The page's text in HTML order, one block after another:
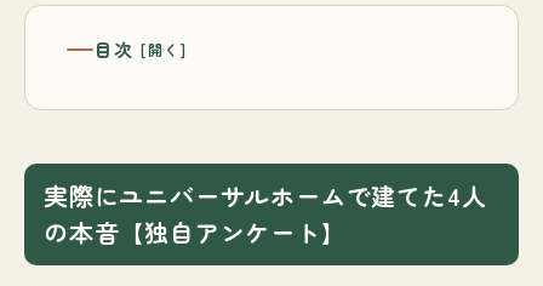
目次
実際にユニバーサルホームで建てた4人
の本音【独自アンケート】